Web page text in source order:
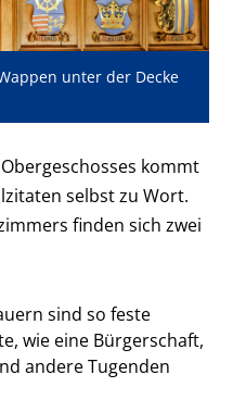
unter der Decke
kommt
selbst zu Wort.
finden sich zwei
sind so feste
wie eine Bürgerschaft,
andere Tugenden